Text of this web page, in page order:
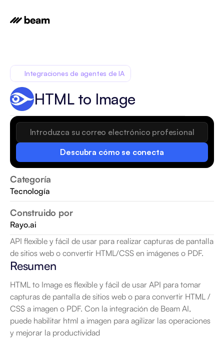
Descubra cómo se conecta
Categoría
Tecnología
Construido por
Rayo.ai
Integraciones de agentes de IA
HTML to Image
API flexible y fácil de usar para realizar capturas de pantalla
de sitios web o convertir HTML/CSS en imágenes o PDF.
Resumen
HTML to Image es flexible y fácil de usar API para tomar
capturas de pantalla de sitios web o para convertir HTML /
CSS a imagen o PDF. Con la integración de Beam AI,
puede habilitar html a imagen para agilizar las operaciones
y mejorar la productividad